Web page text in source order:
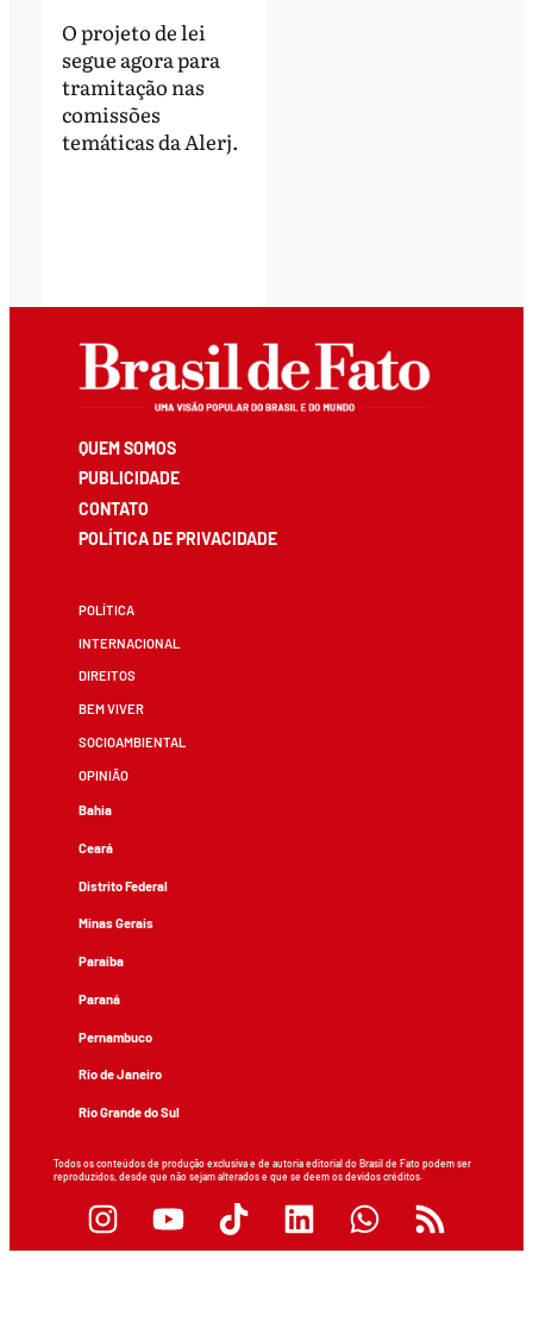
O projeto de lei
segue agora para
tramitação nas
comissões
temáticas da Alerj.
QUEM SOMOS
PUBLICIDADE
CONTATO
POLÍTICA DE PRIVACIDADE
POLÍTICA
INTERNACIONAL
DIREITOS
BEM VIVER
SOCIOAMBIENTAL
OPINIÃO
Bahia
Ceará
Distrito Federal
Minas Gerais
Paraíba
Paraná
Pernambuco
Rio de Janeiro
Rio Grande do Sul
Todos os conteúdos de produção exclusiva e de autoria editorial do Brasil de Fato podem ser
reproduzidos, desde que não sejam alterados e que se deem os devidos créditos.